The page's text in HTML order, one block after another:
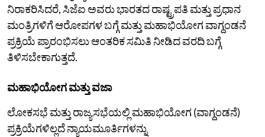
ನಿರಾಕರಿಸಿದರೆ, ಸಿಜೆಐ ಅವರು ಭಾರತದ ರಾಷ್ಟ್ರಪತಿ ಮತ್ತು ಪ್ರಧಾನ
ಮಂತ್ರಿಗಳಿಗೆ ಆರೋಪಗಳ ಬಗ್ಗೆ ಮತ್ತು ಮಹಾಭಿಯೋಗ ವಾಗ್ದಂಡನೆ
ಪ್ರಕ್ರಿಯೆ ಪ್ರಾರಂಭಿಸಲು ಆಂತರಿಕ ಸಮಿತಿ ನೀಡಿದ‌ ವರದಿ ಬಗ್ಗೆ
ತಿಳಿಸಬೇಕಾಗುತ್ತದೆ.
ಮಹಾಭಿಯೋಗ ಮತ್ತು ವಜಾ
ಲೋಕಸಭೆ ಮತ್ತು ರಾಜ್ಯಸಭೆಯಲ್ಲಿ ಮಹಾಭಿಯೋಗ (ವಾಗ್ದಂಡನೆ)
ಪ್ರಕ್ರಿಯೆಗಳಿಲ್ಲದೆ ನ್ಯಾಯಮೂರ್ತಿಗಳನ್ನು